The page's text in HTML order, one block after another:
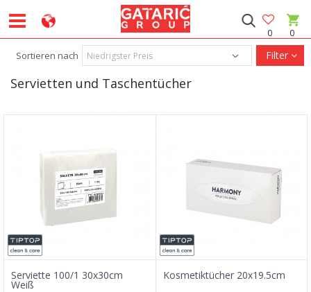
0
0
Servietten und Taschentücher
Sortieren nach Filter
Serviette 100/1 30x30cm
Weiß
Kosmetiktücher 20x19.5cm